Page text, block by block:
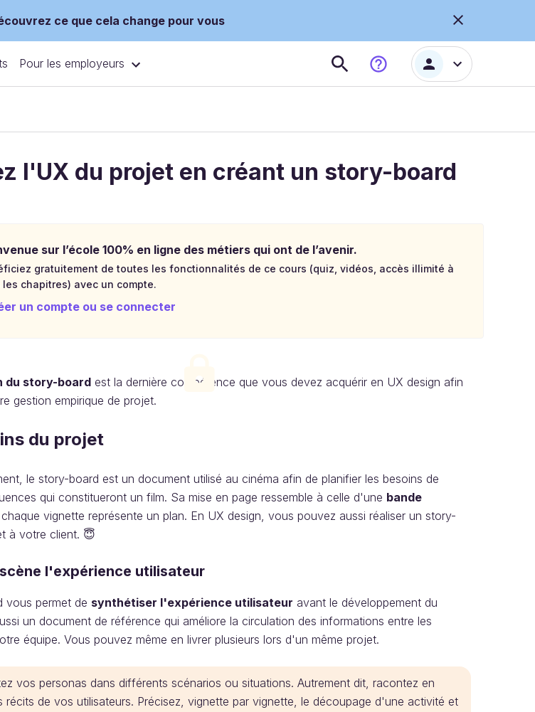
ce que cela change pour vous
Pour les employeurs
l'UX du projet en créant un story-board
sur l’école 100% en ligne des métiers qui ont de l’avenir.
gratuitement de toutes les fonctionnalités de ce cours (quiz, vidéos, accès illimité à
les chapitres) avec un compte.
un compte ou se connecter
du story-board est la dernière compétence que vous devez acquérir en UX design afin
gestion empirique de projet.
du projet
le story-board est un document utilisé au cinéma afin de planifier les besoins de
qui constitueront un film. Sa mise en page ressemble à celle d'une bande
vignette représente un plan. En UX design, vous pouvez aussi réaliser un story-
à votre client. 😇
l'expérience utilisateur
vous permet de synthétiser l'expérience utilisateur avant le développement du
un document de référence qui améliore la circulation des informations entre les
équipe. Vous pouvez même en livrer plusieurs lors d'un même projet.
vos personas dans différents scénarios ou situations. Autrement dit, racontez en
récits de vos utilisateurs. Précisez, vignette par vignette, le découpage d'une activité et